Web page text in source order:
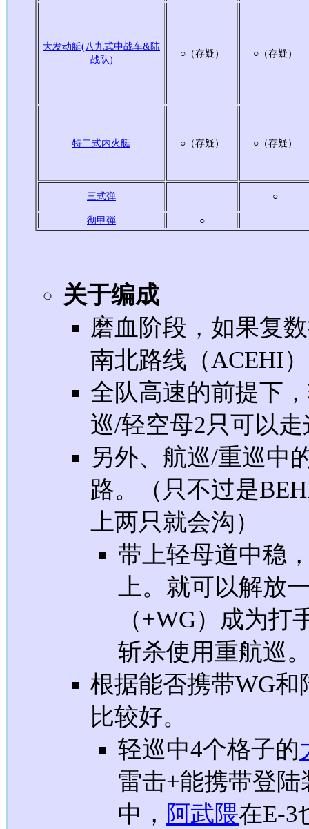
大发动艇(八九式中战车&陆
战队)
○ （存疑） ○ （存疑）
特二式内火艇 ○ （存疑） ○ （存疑）
三式弹 ○
彻甲弾 ○
关于编成
磨血阶段，如果复
南北路线（ACEHI
全队高速的前提下
巡/轻空母2只可以
另外、航巡/重巡中
路。（只不过是
上两只就会沟）
带上轻母道中稳
上。就可以解放
（+WG）成为
斩杀使用重航巡
根据能否携带WG
比较好。
轻巡中4个格子的
雷击+能携带登陆
中， 阿武隈在E-3